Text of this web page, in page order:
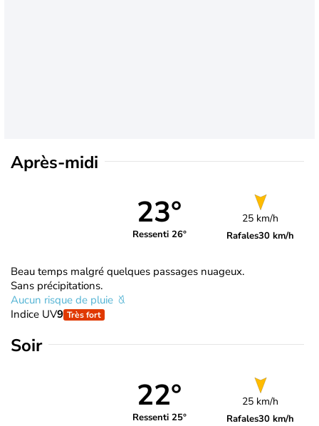
Après-midi
23°
Ressenti 26°
25 km/h
Rafales30 km/h
Beau temps malgré quelques passages nuageux.
Sans précipitations.
Aucun risque de pluie
Indice UV9 Très fort
Soir
22°
Ressenti 25°
25 km/h
Rafales30 km/h